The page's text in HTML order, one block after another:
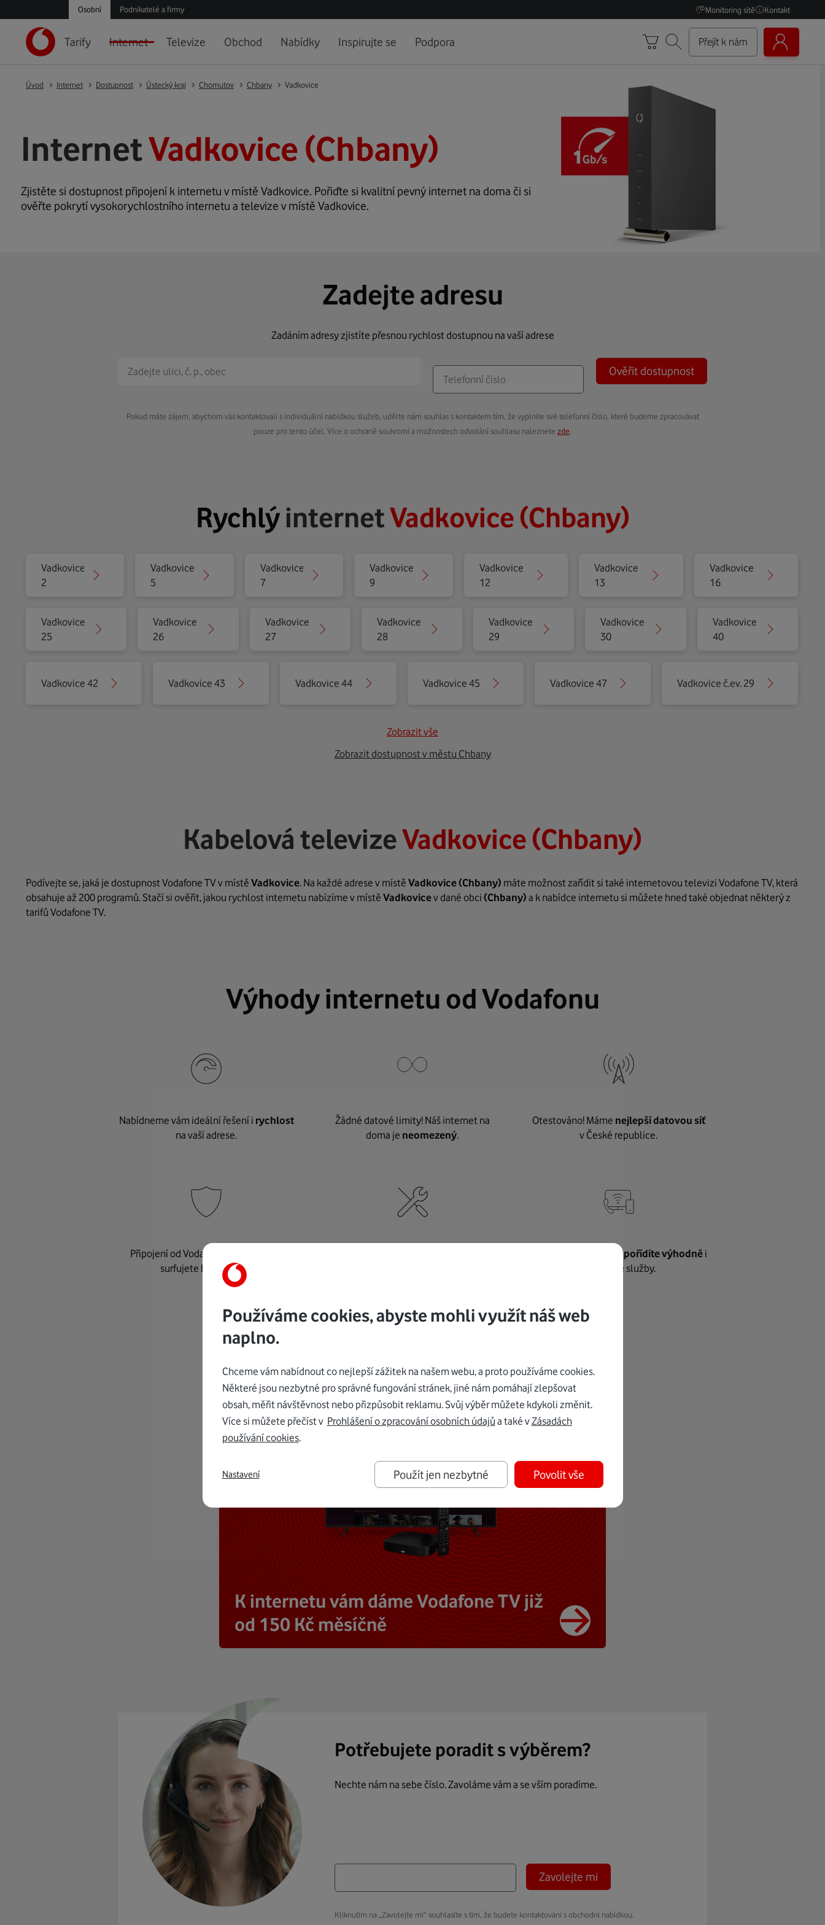
Osobní Podnikatelé a firmy Monitoring sítě Kontakt
Tarify Internet Televize Obchod Nabídky Inspirujte se Podpora Přejít k nám
Úvod Internet Dostupnost Ústecký kraj Chomutov Chbany Vadkovice
InternetVadkovice (Chbany)
Zjistěte si dostupnost připojení k internetu v místě Vadkovice. Pořiďte si kvalitní pevný internet na doma či si
ověřte pokrytí vysokorychlostního internetu a televize v místě Vadkovice.
Zadejte adresu
Zadáním adresy zjistíte přesnou rychlost dostupnou na vaší adrese
Ověřit dostupnost
Pokud máte zájem, abychom vás kontaktovali s individuální nabídkou služeb, udělte nám souhlas s kontaktem tím, že vyplníte své telefonní číslo, které budeme zpracovávat
pouze pro tento účel. Více o ochraně soukromí a možnostech odvolání souhlasu naleznete zde
RychlýinternetVadkovice (Chbany)
Vadkovice
2
Vadkovice
5
Vadkovice
7
Vadkovice
9
Vadkovice
12
Vadkovice
13
Vadkovice
16
Vadkovice
25
Vadkovice
26
Vadkovice
27
Vadkovice
28
Vadkovice
29
Vadkovice
30
Vadkovice
40
Vadkovice 42 Vadkovice 43 Vadkovice 44 Vadkovice 45 Vadkovice 47 Vadkovice č.ev. 29
Zobrazit vše
Zobrazit dostupnost v městu Chbany
Kabelová televizeVadkovice (Chbany)
Podívejte se, jaká je dostupnost Vodafone TV v místě Vadkovice. Na každé adrese v místě Vadkovice(Chbany) máte možnost zařídit si také internetovou televizi Vodafone TV, která
obsahuje až 200 programů. Stačí si ověřit, jakou rychlost internetu nabízíme v místě Vadkovicev dané obci (Chbany) a k nabídce internetu si můžete hned také objednat některý z
tarifů Vodafone TV.
Výhody internetu od Vodafonu
Nabídneme vám ideální řešení i rychlost
na vaší adrese.
Žádné datové limity! Náš internet na
doma je neomezený.
Otestováno! Máme nejlepší datovou síť
v České republice.
Připojení od Vodafonu je
surfujete bez starostí.
K pevnému internetupořídíte výhodněi
další naše služby.
K internetu vám dáme Vodafone TV již
od 150 Kč měsíčně
Potřebujete poradit s výběrem?
Nechte nám na sebe číslo. Zavoláme vám a se vším poradíme.
Zavolejte mi
Kliknutím na „Zavolejte mi“ souhlasíte s tím, že budete kontaktováni s obchodní nabídkou.
Používáme cookies, abyste mohli využít náš web
naplno.
Chceme vám nabídnout co nejlepší zážitek na našem webu, a proto používáme cookies.
Některé jsou nezbytné pro správné fungování stránek, jiné nám pomáhají zlepšovat
obsah, měřit návštěvnost nebo přizpůsobit reklamu. Svůj výběr můžete kdykoli změnit.
Více si můžete přečíst v Prohlášení o zpracování osobních údajů a také vZásadách
používání cookies.
Použít jen nezbytné Povolit vše
Nastavení